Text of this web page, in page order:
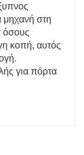
μηχανή στη
όσους
κοπή, αυτός